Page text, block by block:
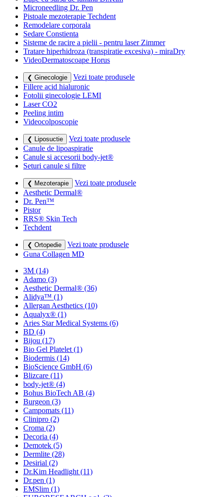
Microneedling Dr. Pen
Pistoale mezoterapie Techdent
Remodelare corporala
Sedare Constienta
Sisteme de racire a pielii - pentru laser Zimmer
Tratare hiperhidroza (transpiratie excesiva) - miraDry
VideoDermatoscoape Horus
❮ Ginecologie
Vezi toate produsele
Fillere acid hialuronic
Fotolii ginecologie LEMI
Laser CO2
Peeling intim
Videocolposcopie
❮ Liposuctie
Vezi toate produsele
Canule de lipoaspiratie
Canule si accesorii body-jet®
Seturi canule si filtre
❮ Mezoterapie
Vezi toate produsele
Aesthetic Dermal®
Dr. Pen™
Pistor
RRS® Skin Tech
Techdent
❮ Ortopedie
Vezi toate produsele
Guna Collagen MD
3M (14)
Adamo (3)
Aesthetic Dermal® (36)
Alidya™ (1)
Allergan Aesthetics (10)
Aqualyx® (1)
Aries Star Medical Systems (6)
BD (4)
Bijou (17)
Bio Gel Platelet (1)
Biodermis (14)
BioScience GmbH (6)
Blizcare (11)
body-jet® (4)
Bohus BioTech AB (4)
Burgeon (3)
Campomats (11)
Clinipro (2)
Croma (2)
Decoria (4)
Demotek (5)
Dermlite (28)
Desirial (2)
Dr.Kim Headlight (11)
Dr.pen (1)
EMSlim (1)